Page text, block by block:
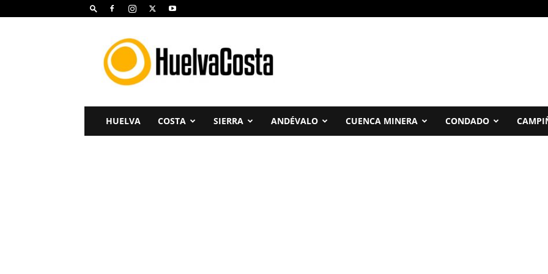
Huelva
Costa
HUELVA COSTA SIERRA ANDÉVALO CUENCA MINERA CONDADO